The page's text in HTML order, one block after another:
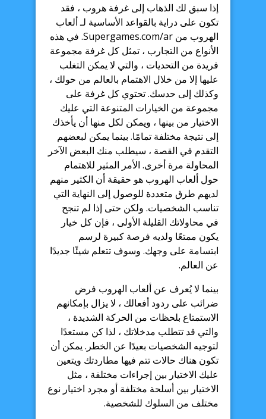
إذا سبق لك الذهاب إلى غرفة هروب ، فقد
تكون على دراية بالقواعد الأساسية لـ ألعاب
الهروب من Supergames.com/ar. في هذه
الأنواع من التجارب ، تمثل كل غرفة مجموعة
فريدة من التحديات ، والتي لا يمكن التغلب
عليها إلا من خلال الاهتمام بالعالم من حولك ،
وكذلك إلى حدسك. تحتوي كل غرفة على
مجموعة من الخيارات المتنوعة التي عليك
الاختيار من بينها ، ويمكن لكل منها أن يأخذك
إلى نتيجة مختلفة تمامًا. بينما يمكن لبعضهم
التقدم في القصة ، سيطلب منك البعض الآخر
المحاولة مرة أخرى. الأمر المثير للاهتمام
حول ألعاب الهروب هو حقيقة أن الكثير منهم
لديهم طرق متعددة للوصول إلى النهاية التي
تناسب الشخصيات. ولكن حتى إذا لم تنجح
في محاولاتك القليلة الأولى ، فإن كل خيار
يكون ممتعًا ولديه فرصة كبيرة لرسم
ابتسامة على وجهك. وسوف تتعلم شيئًا جديدًا
عن العالم.
بينما لا يُعرف عن ألعاب الهروب فرض
ضرائب على ردود أفعالك ، لا يزال بإمكانهم
الاستمتاع بلحظات من الحركة الشديدة ،
والتي قد تتطلب مدخلاتك ، لذا كن مستعدًا
لتوجيه الشخصيات بعيدًا عن الخطر. يمكن أن
تكون هناك حالات تتم فيها مطاردتك ويتعين
عليك الاختيار بين إجراءات مختلفة ، مثل
الاختيار بين أسلحة مختلفة أو مجرد اختيار نوع
مختلف من السلوك للشخصية.